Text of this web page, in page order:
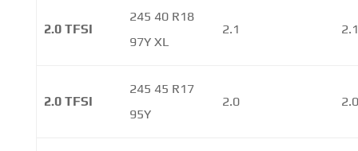
2.0 TFSI
245 40 R18
97Y XL
2.1
2.0 TFSI
245 45 R17
95Y
2.0